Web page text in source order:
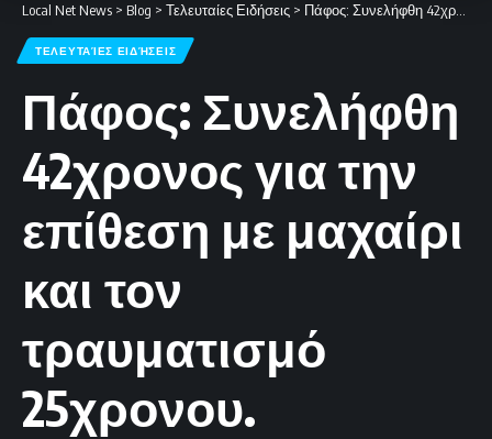
Local Net News > Blog > Τελευταίες Ειδήσεις > Πάφος: Συνελήφθη 42χρονος για την επίθεση με μαχαίρι και τον τραυματισμό 25χρονου.
ΤΕΛΕΥΤΑΊΕΣ ΕΙΔΉΣΕΙΣ
Πάφος: Συνελήφθη
42χρονος για την
επίθεση με μαχαίρι
και τον
τραυματισμό
25χρονου.